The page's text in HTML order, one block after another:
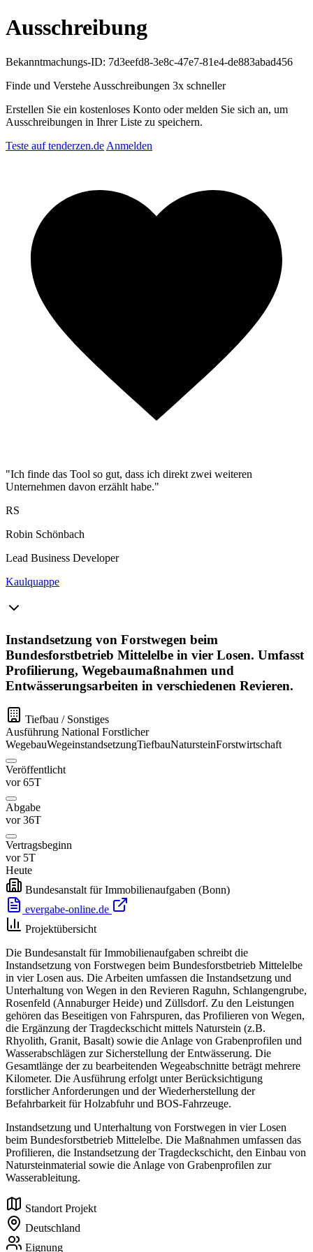
Ausschreibung
Bekanntmachungs-ID: 7d3eefd8-3e8c-47e7-81e4-de883abad456
Finde und Verstehe Ausschreibungen 3x schneller
Erstellen Sie ein kostenloses Konto oder melden Sie sich an, um
Ausschreibungen in Ihrer Liste zu speichern.
Teste auf tenderzen.de Anmelden
"Ich finde das Tool so gut, dass ich direkt zwei weiteren
Unternehmen davon erzählt habe."
RS
Robin Schönbach
Lead Business Developer
Kaulquappe
Instandsetzung von Forstwegen beim
Bundesforstbetrieb Mittelelbe in vier Losen. Umfasst
Profilierung, Wegebaumaßnahmen und
Entwässerungsarbeiten in verschiedenen Revieren.
Tiefbau / Sonstiges
Ausführung National Forstlicher
WegebauWegeinstandsetzungTiefbauNatursteinForstwirtschaft
Veröffentlicht
vor 65T
Abgabe
vor 36T
Vertragsbeginn
vor 5T
Heute
Bundesanstalt für Immobilienaufgaben (Bonn)
evergabe-online.de
Projektübersicht
Die Bundesanstalt für Immobilienaufgaben schreibt die
Instandsetzung von Forstwegen beim Bundesforstbetrieb Mittelelbe
in vier Losen aus. Die Arbeiten umfassen die Instandsetzung und
Unterhaltung von Wegen in den Revieren Raguhn, Schlangengrube,
Rosenfeld (Annaburger Heide) und Züllsdorf. Zu den Leistungen
gehören das Beseitigen von Fahrspuren, das Profilieren von Wegen,
die Ergänzung der Tragdeckschicht mittels Naturstein (z.B.
Rhyolith, Granit, Basalt) sowie die Anlage von Grabenprofilen und
Wasserabschlägen zur Sicherstellung der Entwässerung. Die
Gesamtlänge der zu bearbeitenden Wegeabschnitte beträgt mehrere
Kilometer. Die Ausführung erfolgt unter Berücksichtigung
forstlicher Anforderungen und der Wiederherstellung der
Befahrbarkeit für Holzabfuhr und BOS-Fahrzeuge.
Instandsetzung und Unterhaltung von Forstwegen in vier Losen
beim Bundesforstbetrieb Mittelelbe. Die Maßnahmen umfassen das
Profilieren, die Instandsetzung der Tragdeckschicht, den Einbau von
Natursteinmaterial sowie die Anlage von Grabenprofilen zur
Wasserableitung.
Standort Projekt
Deutschland
Eignung